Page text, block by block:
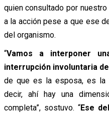
quien consultado por
a la acción pese a que ese
del organismo.
“Vamos a interponer
interrupción involuntaria
de que es la esposa, es la
decir, ahí hay una
completa”, sostuvo. “Ese